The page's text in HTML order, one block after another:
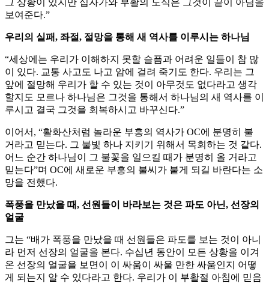
보여준다.”
우리의 실패, 좌절, 절망을 통해 새 역사를 이루시는 하나님
“세상에는 우리가 이해하지 못할 슬픔과 어려운 일들이 참 많
이 있다. 교통 사고도 나고 암에 걸려 죽기도 한다. 우리는 그
앞에 절망해 우리가 할 수 있는 것이 아무것도 없다라고 생각
할지도 모르나 하나님은 그것을 통해서 하나님의 새 역사를 이
루시고 결국 그것을 회복하시고 바꾸신다.”
이어서, “활화산처럼 놀라운 부흥의 역사가 OC에 분명히 불
거라고 믿는다. 그 불빛 하나 지키기 위해서 목회하는 것 같다.
어느 순간 하나님이 그 불꽃을 일으킬 때가 분명히 올 거라고
믿는다”며 OC에 새로운 부흥의 불씨가 붙게 되길 바란다는 소
망을 전했다.
폭풍을 만났을 때, 선원들이 바라보는 것은 파도 아닌, 선장의
얼굴
그는 “배가 폭풍을 만났을 때 선원들은 파도를 보는 것이 아니
라 먼저 선장의 얼굴을 본다. 수십년 동안이 모든 상황을 이겨
온 선장의 얼굴을 보면이 이 싸움이 싸울 만한 싸움인지 어떻
게 되는지 알 수 있다라고 한다. 우리가 이 부활절 아침에 믿음